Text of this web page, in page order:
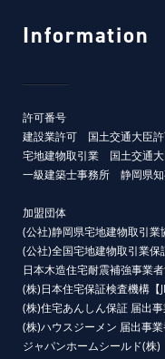
Information
許可番号
建設業許可 国土交通大臣
宅地建物取引業 国土交通
一級建築士事務所 静岡県
加盟団体
(公社)静岡県宅地建物取引業
(公社)全国宅地建物取引業保
日本木造住宅耐震補強事業
(株)日本住宅保証検査機構【
(株)住宅あんしん保証 届出
(株)ハウスジーメン 届出事
ジャパンホームシールド(株